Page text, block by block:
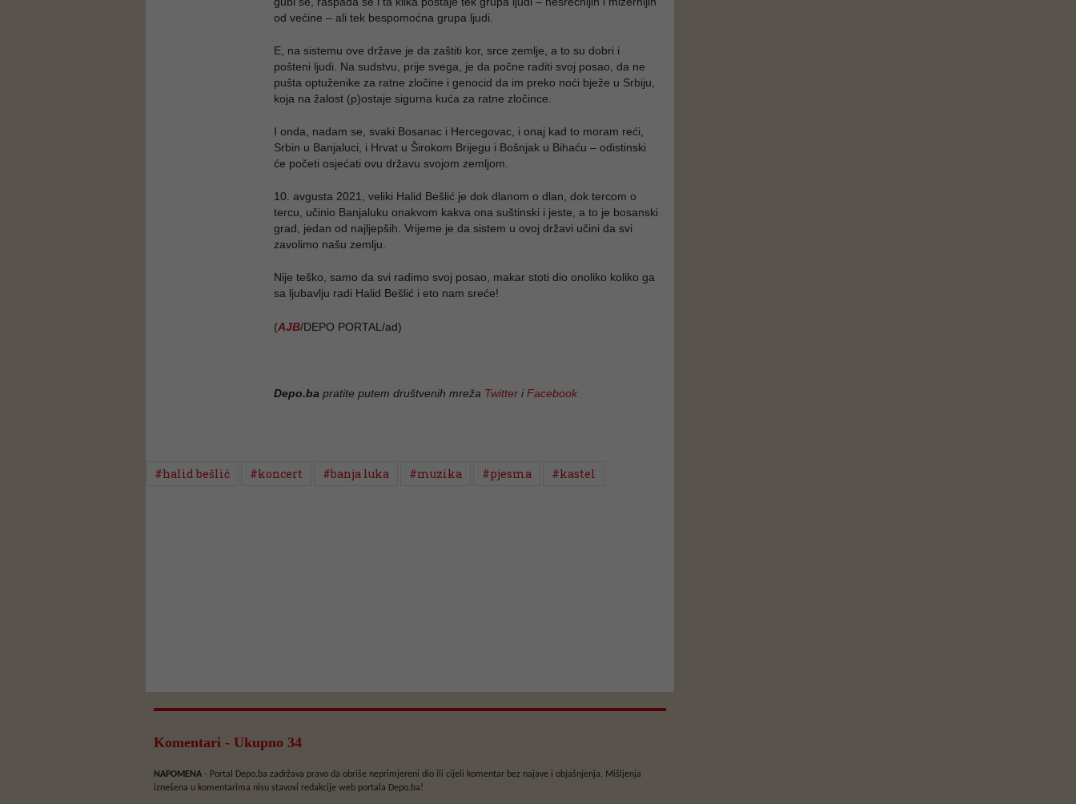
od većine – ali tek bespomoćna grupa ljudi.
E, na sistemu ove države je da zaštiti kor, srce zemlje, a to su dobri i
pošteni ljudi. Na sudstvu, prije svega, je da počne raditi svoj posao, da ne
pušta optuženike za ratne zločine i genocid da im preko noći bježe u Srbiju,
koja na žalost (p)ostaje sigurna kuća za ratne zločince.
I onda, nadam se, svaki Bosanac i Hercegovac, i onaj kad to moram reći,
Srbin u Banjaluci, i Hrvat u Širokom Brijegu i Bošnjak u Bihaću – odistinski
će početi osjećati ovu državu svojom zemljom.
10. avgusta 2021, veliki Halid Bešlić je dok dlanom o dlan, dok tercom o
tercu, učinio Banjaluku onakvom kakva ona suštinski i jeste, a to je bosanski
grad, jedan od najljepših. Vrijeme je da sistem u ovoj državi učini da svi
zavolimo našu zemlju.
Nije teško, samo da svi radimo svoj posao, makar stoti dio onoliko koliko ga
sa ljubavlju radi Halid Bešlić i eto nam sreće!
(AJB/DEPO PORTAL/ad)
Depo.ba pratite putem društvenih mreža Twitter iFacebook
#halid bešlić #koncert #banja luka #muzika #pjesma #kastel
Komentari - Ukupno 34
NAPOMENA - Portal Depo.ba zadržava pravo da obriše neprimjereni dio ili cijeli komentar bez najave i objašnjenja. Mišljenja
iznešena u komentarima nisu stavovi redakcije web portala Depo.ba!